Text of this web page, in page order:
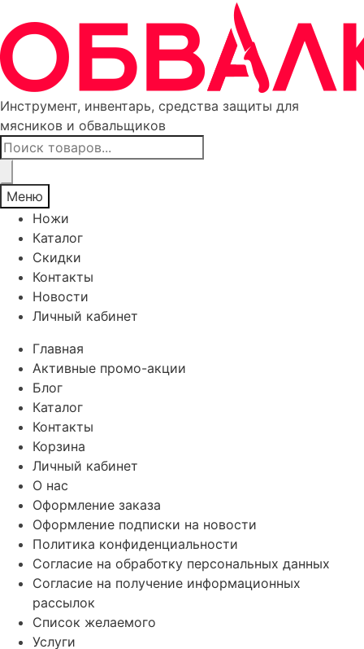
Инструмент, инвентарь, средства защиты для
мясников и обвальщиков
Поиск
товаров
Меню
Ножи
Каталог
Скидки
Контакты
Новости
Личный кабинет
Главная
Активные промо-акции
Блог
Каталог
Контакты
Корзина
Личный кабинет
О нас
Оформление заказа
Оформление подписки на новости
Политика конфиденциальности
Согласие на обработку персональных данных
Согласие на получение информационных
рассылок
Список желаемого
Услуги